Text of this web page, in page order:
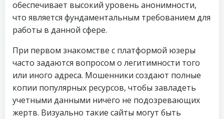
обеспечивает высокий уровень анонимности,
что является фундаментальным требованием для
работы в данной сфере.
При первом знакомстве с платформой юзеры
часто задаются вопросом о легитимности того
или иного адреса. Мошенники создают полные
копии популярных ресурсов, чтобы завладеть
учетными данными ничего не подозревающих
жертв. Визуально такие сайты могут быть